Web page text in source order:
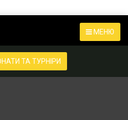
МЕНЮ
ТА ТУРНІРИ